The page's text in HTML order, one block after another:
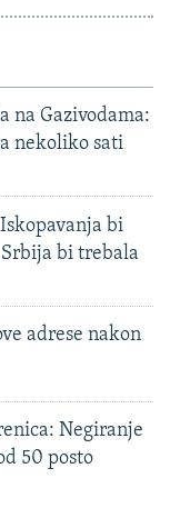
na Gazivodama:
nekoliko sati
bi
bi trebala
adrese nakon
Negiranje
50 posto